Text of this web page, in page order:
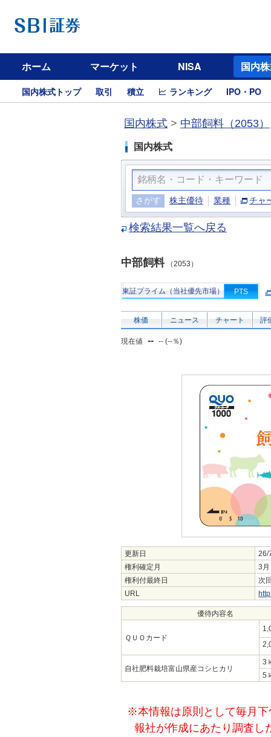
ホーム マーケット NISA 国内
国内株式トップ 取引 積立 ランキング IPO・PO
国内株式 > 中部飼料（2053）
国内株式
さがす 株主優待 業種 チャ
検索結果一覧へ戻る
中部飼料（2053）
東証プライム（当社優先市場） PTS
株価 ニュース チャート 評
現在値 -- -- (--％)
更新日
26/
権利確定月
3
権利付最終日
次
URL
優待内容名
ＱＵＯカード
自社肥料栽培富山県産コシヒカリ
3
5
※本情報は原則として毎月
報社が作成にあたり調査し